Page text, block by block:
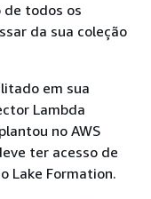
de todos os
da sua coleção
em sua
Lambda
no AWS
ter acesso de
Lake Formation.